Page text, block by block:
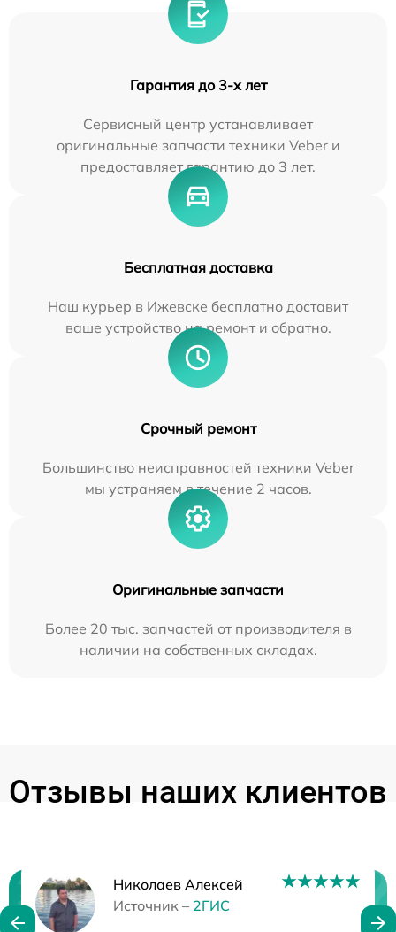
Гарантия до 3-х лет
Сервисный центр устанавливает
оригинальные запчасти техники Veber и
предоставляет гарантию до 3 лет.
Бесплатная доставка
Наш курьер в Ижевске бесплатно доставит
ваше устройство на ремонт и обратно.
Срочный ремонт
Большинство неисправностей техники Veber
мы устраняем в течение 2 часов.
Оригинальные запчасти
Более 20 тыс. запчастей от производителя в
наличии на собственных складах.
Отзывы наших клиентов
Николаев Алексей
Источник – 2ГИС
Нужна консультация?